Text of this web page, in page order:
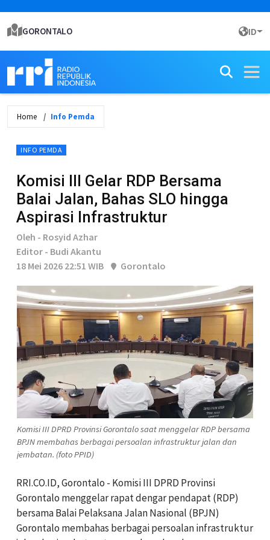
GORONTALO ID
Home Info Pemda
INFO PEMDA
Komisi III Gelar RDP Bersama
Balai Jalan, Bahas SLO hingga
Aspirasi Infrastruktur
Oleh - Rosyid Azhar
Editor - Budi Akantu
18 Mei 2026 22:51 WIB
Gorontalo
Komisi III DPRD Provinsi Gorontalo saat menggelar RDP bersama
BPJN membahas berbagai persoalan infrastruktur jalan dan
jembatan. (foto PPID)
RRI.CO.ID, Gorontalo - Komisi III DPRD Provinsi
Gorontalo menggelar rapat dengar pendapat (RDP)
bersama Balai Pelaksana Jalan Nasional (BPJN)
Gorontalo membahas berbagai persoalan infrastruktur